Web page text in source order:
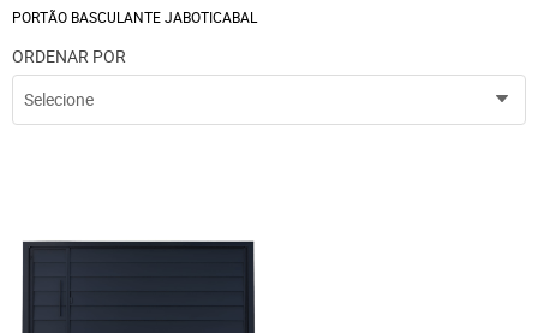
PORTÃO BASCULANTE JABOTICABAL
ORDENAR POR
Selecione